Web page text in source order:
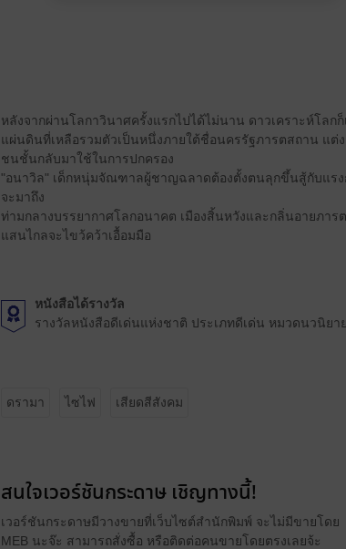
หลังจากผ่านโลกาวินาศครั้งแรกไปได้ไม่นาน ดาวเคราะห์โล
แผ่นดินที่เหลือรวมตัวเป็นหนึ่งภายใต้ชื่อนครรัฐภารตสถาน แ
ชนชั้นกลับมาใช้ในการปกครอง
"อนาวิล" เด็กหนุ่มจัณฑาลผู้ชาญฉลาดต้องตั้งตนลุกขึ้นสู้กับแร
จะมาถึง
ท่ามกลางบรรยากาศโลกอนาคต เมืองสิ้นหวังและกลิ่นอายภาร
แสนไกลจะไขว้คว้าเอื้อมมือ
หนังสือได้รางวัล
รางวัลหนังสือดีเด่นแห่งชาติ ประเภทดีเด่น หมวดนวนิยา
ดรามา ไซไฟ เสียดสีสังคม
สนใจเวอร์ชันกระดาษ เชิญทางนี้!
เวอร์ชันกระดาษมีวางขายที่เว็บไซต์สำนักพิมพ์ จะไม่มีขายโดย
MEB นะจ๊ะ สามารถสั่งซื้อ หรือติดต่อคนขายโดยตรงเลยจ้ะ